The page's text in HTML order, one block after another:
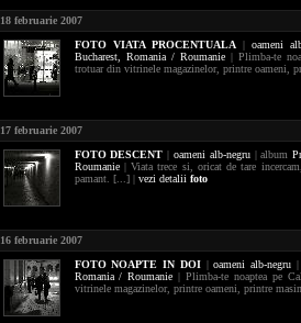
18 februarie 2007
FOTO VIATA PROCENTUALA| oameni
Bucharest, Romania / Roumanie| Plimba-te
trotuar din vitrinele magazinelor, printre oameni,
17 februarie 2007
FOTO DESCENT | oameni alb-negru| album
Roumanie| Viata trece si, oricat de tare
pamant. [...] | vezi detalii foto
16 februarie 2007
FOTO NOAPTE IN DOI|oameni alb-negru
Romania / Roumanie | Plimba-te noaptea pe
vitrinele magazinelor, printre oameni, printre